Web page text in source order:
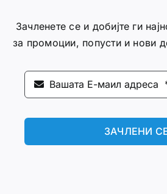
Зачленете се и добијте ги
за промоции, попусти и нови
ЗАЧЛЕНИ